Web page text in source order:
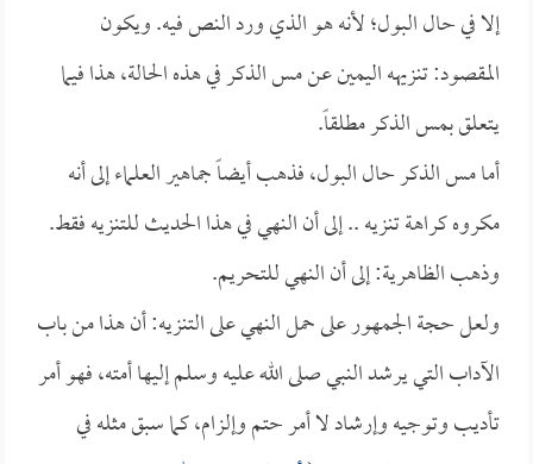
إلا في حال البول؛ لأنه هو الذي ورد النص فيه. ويكون
المقصود: تنزيهه اليمين عن مس الذكر في هذه الحالة، هذا فيما
يتعلق بمس الذكر مطلقاً.
أما مس الذكر حال البول، فذهب أيضاً جماهير العلماء إلى أنه
مكروه كراهة تنزيه .. إلى أن النهي في هذا الحديث للتنزيه فقط.
وذهب الظاهرية: إلى أن النهي للتحريم.
ولعل حجة الجمهور على حمل النهي على التنزيه: أن هذا من باب
الآداب التي يرشد النبي صلى الله عليه وسلم إليها أمته، فهو أمر
تأديب وتوجيه وإرشاد لا أمر حتم وإلزام، كما سبق مثله في